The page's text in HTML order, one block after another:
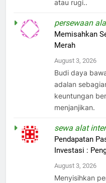
atau rugi..
persewaan
Memisahkan
Merah
August 3, 2026
Budi daya
adalan
keuntungan
menjanjikan.
sewa alat
Pendapatan
Investasi :
August 3, 2026
Menyisihkan